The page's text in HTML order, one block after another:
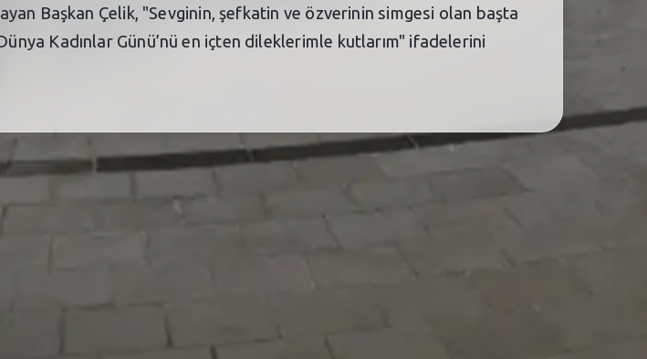
Başkan Çelik, "Sevginin, şefkatin ve özverinin simgesi olan başta
Kadınlar Günü’nü en içten dileklerimle kutlarım" ifadelerini